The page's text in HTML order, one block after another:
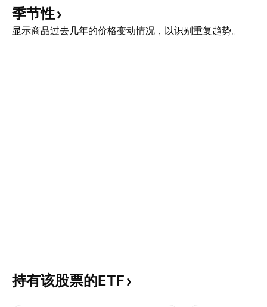
季节性
显示商品过去几年的价格变动情况，以识别重复趋势。
持有该股票的ETF